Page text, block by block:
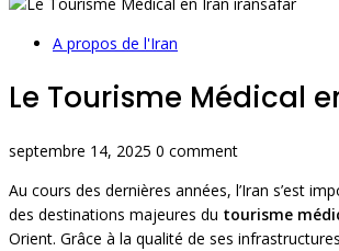
A propos de l'Iran
Le Tourisme Médical
septembre 14, 2025 0 comment
Au cours des dernières années, l’Iran s’est
des destinations majeures du tourisme
Orient. Grâce à la qualité de ses